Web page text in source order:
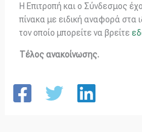
Η Επιτροπή και ο Σύνδεσμος
πίνακα με ειδική αναφορά στα
τον οποίο μπορείτε να βρείτε
Τέλος ανακοίνωσης.